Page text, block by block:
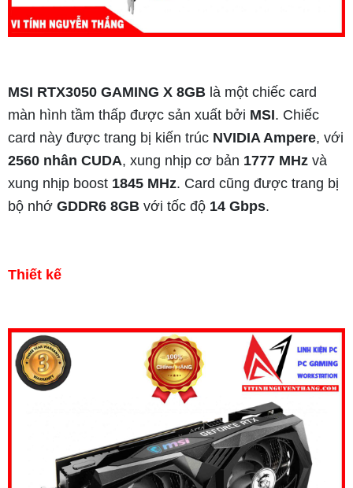
MSI RTX3050 GAMING X 8GB là một chiếc card
màn hình tầm thấp được sản xuất bởi MSI. Chiếc
card này được trang bị kiến trúc NVIDIA Ampere, với
2560 nhân CUDA, xung nhịp cơ bản 1777 MHz và
xung nhịp boost 1845 MHz. Card cũng được trang bị
bộ nhớ GDDR6 8GB với tốc độ 14 Gbps.
Thiết kế